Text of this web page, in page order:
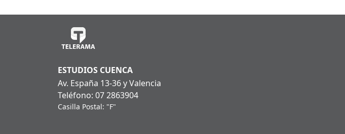
ESTUDIOS CUENCA
Av. España 13-36 y Valencia
Teléfono: 07 2863904
Casilla Postal: "F"